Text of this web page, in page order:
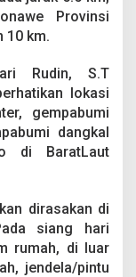
Provinsi
10 km.
Rudin, S.T
lokasi
gempabumi
dangkal
di BaratLaut
dirasakan di
siang hari
rumah, di luar
jendela/pintu